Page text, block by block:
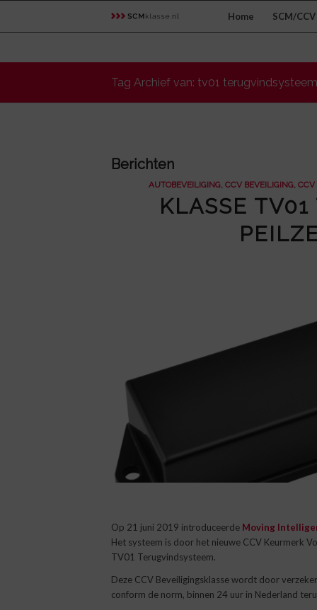
Home SCM/
Tag Archief van: tv01 terugvindsysteem
Berichten
AUTOBEVEILIGING, CCV BEVEILIGING, CCV
KLASSE
Op 21 juni 2019 introduceerde Moving
Het systeem is door het nieuwe CCV Keurmerk
TV01 Terugvindsysteem.
Deze CCV Beveiligingsklasse wordt door
conform de norm, binnen 24 uur in Nederland